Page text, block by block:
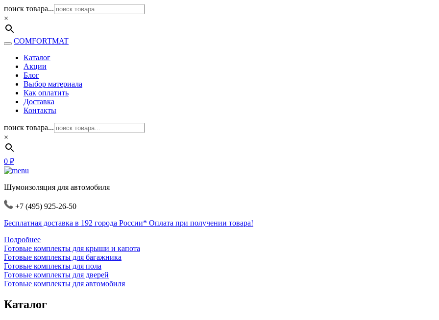
поиск товара...
×
COMFORTMAT
Каталог
Акции
Блог
Выбор материала
Как оплатить
Доставка
Контакты
поиск товара...
×
0 ₽
Шумоизоляция для автомобиля
+7 (495) 925-26-50
Бесплатная доставка в 192 города России* Оплата при получении товара!
Подробнее
Готовые комплекты для крыши и капота
Готовые комплекты для багажника
Готовые комплекты для пола
Готовые комплекты для дверей
Готовые комплекты для автомобиля
Каталог